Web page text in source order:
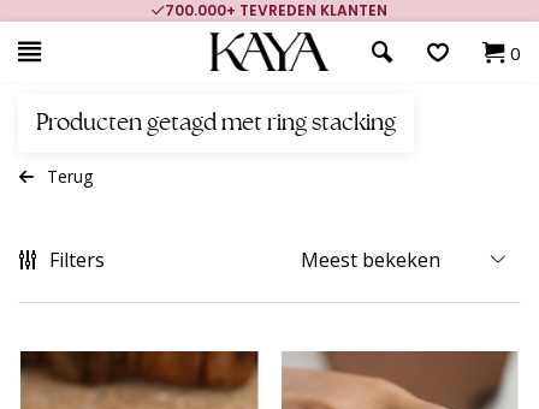
700.000+ TEVREDEN KLANTEN
0
Producten getagd met ring stacking
Terug
Filters